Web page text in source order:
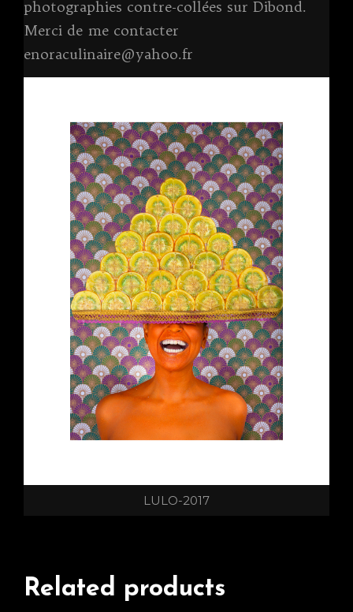
photographies contre-collées sur Dibond.
Merci de me contacter
enoraculinaire@yahoo.fr
LULO-2017
Related products